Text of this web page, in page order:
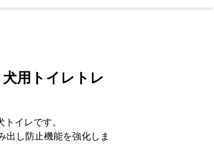
用トイレトレ
イレです。
出し防止機能を強化しま